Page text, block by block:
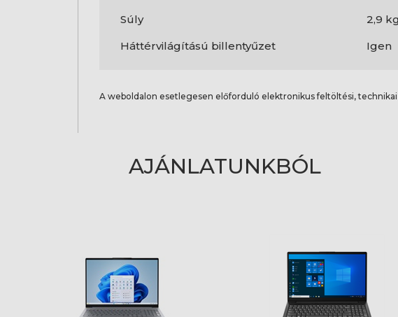
Súly
2,9 kg
Háttérvilágítású billentyűzet
Igen
A weboldalon esetlegesen előforduló elektronikus feltöltési,
AJÁNLATUNKBÓL